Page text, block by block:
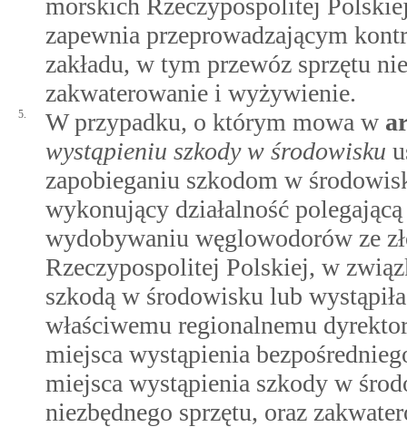
morskich Rzeczypospolitej
zapewnia przeprowadzającym
zakładu, w tym przewóz sprzętu
zakwaterowanie i wyżywienie.
5. W przypadku, o którym mowa w
wystąpieniu szkody w środowisku
zapobieganiu szkodom w
wykonujący działalność
wydobywaniu węglowodorów ze
Rzeczypospolitej Polskiej, w
szkodą w środowisku lub
właściwemu regionalnemu
miejsca wystąpienia
miejsca wystąpienia szkody w
niezbędnego sprzętu, oraz